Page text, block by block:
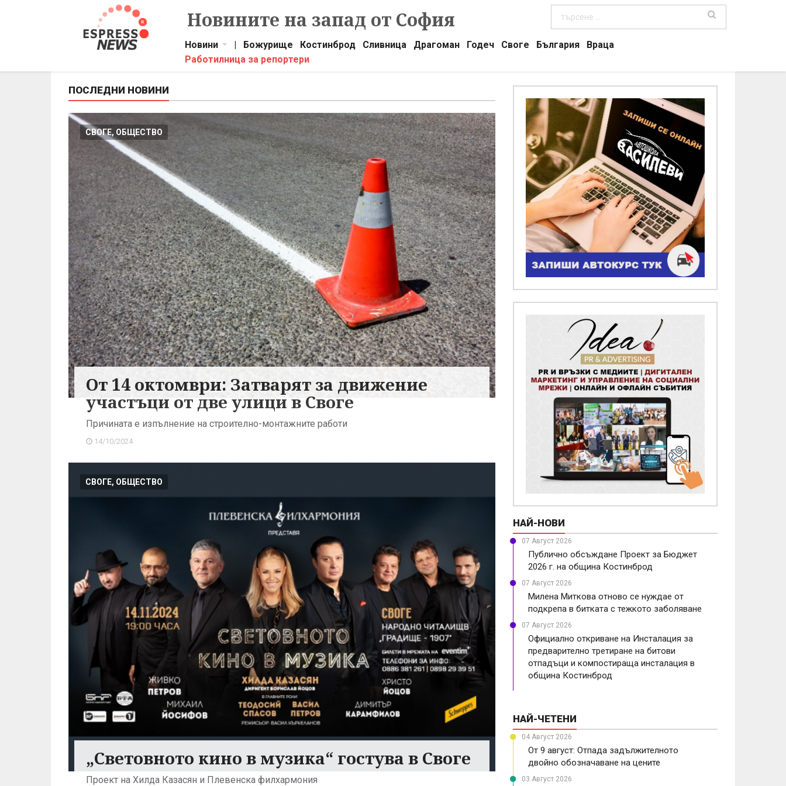
Новините на запад от София
Новини | Божурище Костинброд Сливница Драгоман Годеч Своге България
Враца
Работилница за репортери
ПОСЛЕДНИ НОВИНИ
СВОГЕ, ОБЩЕСТВО
От 14 октомври: Затварят за движение
участъци от две улици в Своге
Причината е изпълнение на строително-монтажните работи
14/10/2024
СВОГЕ, ОБЩЕСТВО
„Световното кино в музика“ гостува в Своге
Проект на Хилда Казасян и Плевенска филхармония
НАЙ-НОВИ
07 Август 2026
Публично обсъждане Проект за Бюджет
2026 г. на община Костинброд
07 Август 2026
Милена Миткова отново се нуждае от
подкрепа в битката с тежкото заболяване
07 Август 2026
Официално откриване на Инсталация за
предварително третиране на битови
отпадъци и компостираща инсталация в
община Костинброд
НАЙ-ЧЕТЕНИ
04 Август 2026
От 9 август: Отпада задължителното
двойно обозначаване на цените
03 Август 2026